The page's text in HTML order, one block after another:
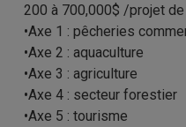
200 à 700,000$ /projet
•Axe 1 : pêcheries
•Axe 2 : aquaculture
•Axe 3 : agriculture
•Axe 4 : secteur forestier
•Axe 5 : tourisme